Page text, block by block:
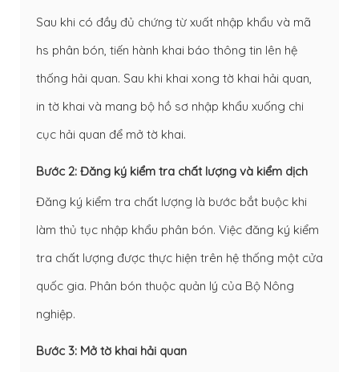
Sau khi có đầy đủ chứng từ xuất nhập khẩu và mã
hs phân bón, tiến hành khai báo thông tin lên hệ
thống hải quan. Sau khi khai xong tờ khai hải quan,
in tờ khai và mang bộ hồ sơ nhập khẩu xuống chi
cục hải quan để mở tờ khai.
Bước 2: Đăng ký kiểm tra chất lượng và kiểm dịch
Đăng ký kiểm tra chất lượng là bước bắt buộc khi
làm thủ tục nhập khẩu phân bón. Việc đăng ký kiểm
tra chất lượng được thực hiện trên hệ thống một cửa
quốc gia. Phân bón thuộc quản lý của Bộ Nông
nghiệp.
Bước 3: Mở tờ khai hải quan